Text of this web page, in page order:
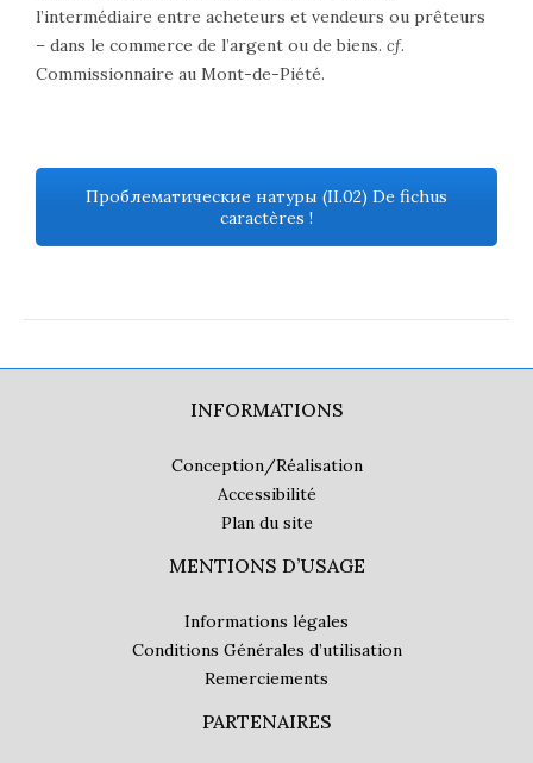
l’intermédiaire entre acheteurs et vendeurs ou prêteurs
– dans le commerce de l’argent ou de biens. cf.
Commissionnaire au Mont-de-Piété.
Проблематические натуры (II.02) De fichus
caractères !
INFORMATIONS
Conception/Réalisation
Accessibilité
Plan du site
MENTIONS D’USAGE
Informations légales
Conditions Générales d’utilisation
Remerciements
PARTENAIRES